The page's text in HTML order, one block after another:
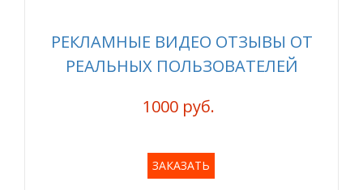
РЕКЛАМНЫЕ ВИДЕО ОТЗЫВЫ ОТ
РЕАЛЬНЫХ ПОЛЬЗОВАТЕЛЕЙ
1000 руб.
ЗАКАЗАТЬ